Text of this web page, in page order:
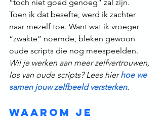
“toch niet goed genoeg” zal zijn.
Toen ik dat besefte, werd ik zachter
naar mezelf toe. Want wat ik vroeger
“zwakte” noemde, bleken gewoon
oude scripts die nog meespeelden.
Wil je werken aan meer zelfvertrouwen,
los van oude scripts? Lees hier hoe we
samen jouw zelfbeeld versterken.
Waarom je